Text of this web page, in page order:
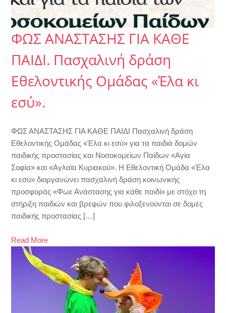
ΦΩΣ ΑΝΑΣΤΑΣΗΣ ΓΙΑ ΚΑΘΕ
ΠΑΙΔΙ. Πασχαλινή δράση
Εθελοντικής Ομάδας «Έλα κι
εσύ».
ΦΩΣ ΑΝΑΣΤΑΣΗΣ ΓΙΑ ΚΑΘΕ ΠΑΙΔΙ Πασχαλινή δράση
Εθελοντικής Ομάδας «Έλα κι εσύ» για τα παιδιά δομών
παιδικής προστασίας και Νοσοκομείων Παίδων «Αγία
Σοφία» και «Αγλαϊα Κυριακού». Η Εθελοντική Ομάδα «Έλα
κι εσύ» διοργανώνει πασχαλινή δράση κοινωνικής
προσφοράς «Φωε Ανάστασης για κάθε παιδί» με στόχο τη
στήριξη παιδιών και βρεφών που φιλοξενούνται σε δομές
παιδικής προστασίας […]
Read More